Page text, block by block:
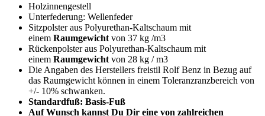
Holzinnengestell
Unterfederung: Wellenfeder
Sitzpolster aus Polyurethan-Kaltschaum mit
einem Raumgewicht von 37 kg /m3
Rückenpolster aus Polyurethan-Kaltschaum mit
einem Raumgewicht von 28 kg / m3
Die Angaben des Herstellers freistil Rolf Benz in Bezug auf
das Raumgewicht können in einem Toleranzranzbereich von
+/- 10% schwanken.
Standardfuß: Basis-Fuß
Auf Wunsch kannst Du Dir eine von zahlreichen